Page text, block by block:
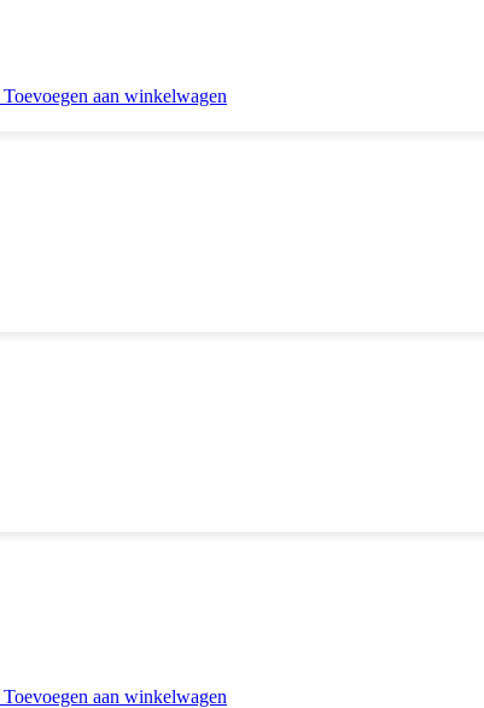
Toevoegen aan winkelwagen
Toevoegen aan winkelwagen